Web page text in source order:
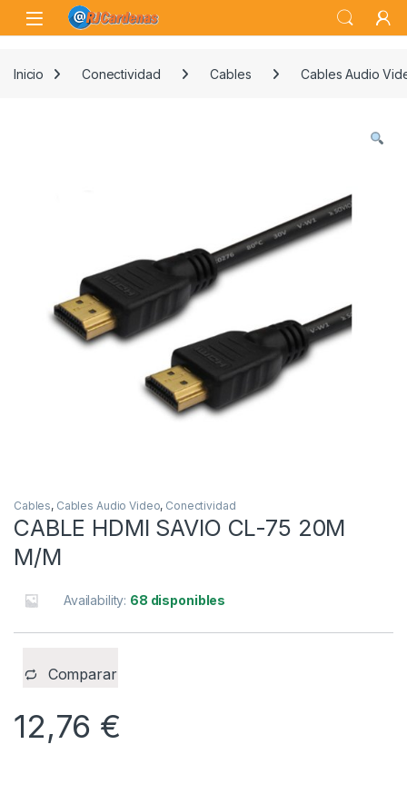
Skip to navigation
Skip to content
Open
Inicio Conectividad Cables Cables Audio
Cables, Cables Audio Video, Conectividad
CABLE HDMI SAVIO CL-75 20M
M/M
Availability: 68 disponibles
Comparar
12,76 €